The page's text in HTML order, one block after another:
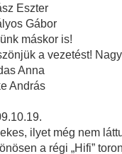
Eszter
Gábor
máskor is!
a vezetést!
Anna
András
ilyet még nem
a régi „Hifi”